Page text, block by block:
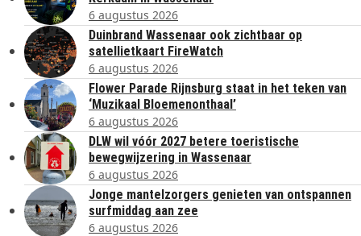
6 augustus 2026
Duinbrand Wassenaar ook zichtbaar op
satellietkaart FireWatch
6 augustus 2026
Flower Parade Rijnsburg staat in het teken van
‘Muzikaal Bloemenonthaal’
6 augustus 2026
DLW wil vóór 2027 betere toeristische
bewegwijzering in Wassenaar
6 augustus 2026
Jonge mantelzorgers genieten van ontspannen
surfmiddag aan zee
6 augustus 2026